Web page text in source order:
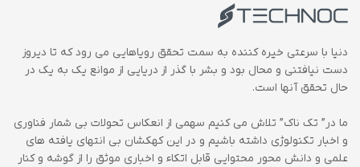
دنیا با سرعتی خیره کننده به سمت تحقق رویاهایی می رود که تا دیروز
دست نیافتنی و محال بود و بشر با گذر از دریایی از موانع یک به یک در
حال تحقق آنها است.
ما در” تک ناک” تلاش می کنیم سهمی از انعکاس تحولات بی شمار فناوری
و اخبار تکنولوژی داشته باشیم و در این کهکشان بی انتهای یافته های
علمی و دانش محور محتوایی قابل اتکاء و اخباری موثق را از گوشه و کنار